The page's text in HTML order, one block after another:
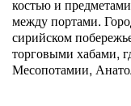
костью и
между портами.
сирийском
торговыми хабами,
Месопотамии,